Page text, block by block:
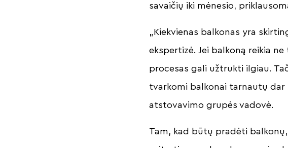
savaičių iki mėnesio,
„Kiekvienas balkonas yra
ekspertizė. Jei balkoną reikia
procesas gali užtrukti ilgiau.
tvarkomi balkonai tarnautų dar
atstovavimo grupės vadovė.
Tam, kad būtų pradėti